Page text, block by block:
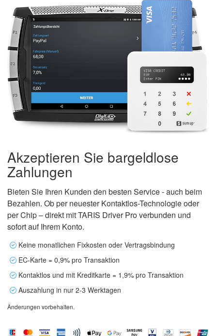
Akzeptieren Sie bargeldlose
Zahlungen
Bieten Sie Ihren Kunden den besten Service - auch beim
Bezahlen. Ob per neuester Kontaktlos-Technologie oder
per Chip – direkt mit TARIS Driver Pro verbunden und
sofort auf Ihrem Konto.
Keine monatlichen Fixkosten oder Vertragsbindung
EC-Karte = 0,9% pro Transaktion
Kontaktlos und mit Kreditkarte = 1,9% pro Transaktion
Auszahlung in nur 2-3 Werktagen
Änderungen vorbehalten.